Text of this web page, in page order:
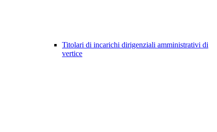
Titolari di incarichi dirigenziali amministrativi di
vertice